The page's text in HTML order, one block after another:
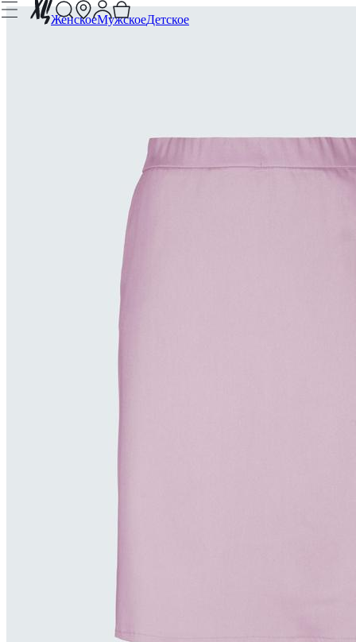
ЖенскоеМужскоеДетское